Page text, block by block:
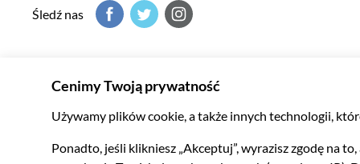
Śledź nas
Serwis Musement pomoże Ci odkryć to, co najlepsze w
doskonałej ofercie lokalnych wycieczek i atrakcji.